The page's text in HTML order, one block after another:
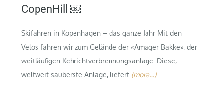
on
CopenHill ￼
Skifahren in Kopenhagen – das ganze Jahr Mit den
Velos fahren wir zum Gelände der «Amager Bakke», der
weitläufigen Kehrichtverbrennungsanlage. Diese,
weltweit sauberste Anlage, liefert (more…)